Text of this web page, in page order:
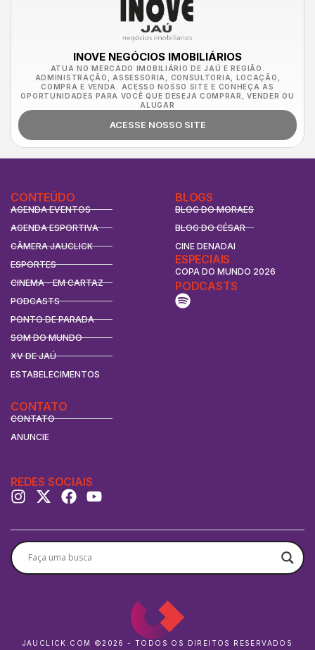
INOVE NEGÓCIOS IMOBILIÁRIOS
ATUA NO MERCADO IMOBILIÁRIO DE JAÚ E REGIÃO.
ADMINISTRAÇÃO, ASSESSORIA, CONSULTORIA, LOCAÇÃO,
COMPRA E VENDA. ACESSO NOSSO SITE E CONHEÇA AS
OPORTUNIDADES PARA VOCÊ QUE DESEJA COMPRAR, VENDER OU
ALUGAR
ACESSE NOSSO SITE
CONTEÚDO
AGENDA EVENTOS
AGENDA ESPORTIVA
CÂMERA JAUCLICK
ESPORTES
CINEMA - EM CARTAZ
PODCASTS
PONTO DE PARADA
SOM DO MUNDO
XV DE JAÚ
ESTABELECIMENTOS
BLOGS
BLOG DO MORAES
BLOG DO CÉSAR
CINE DENADAI
ESPECIAIS
COPA DO MUNDO 2026
CONTATO
CONTATO
ANUNCIE
PODCASTS
REDES SOCIAIS
JAUCLICK.COM ©2026 - TODOS OS DIREITOS RESERVADOS